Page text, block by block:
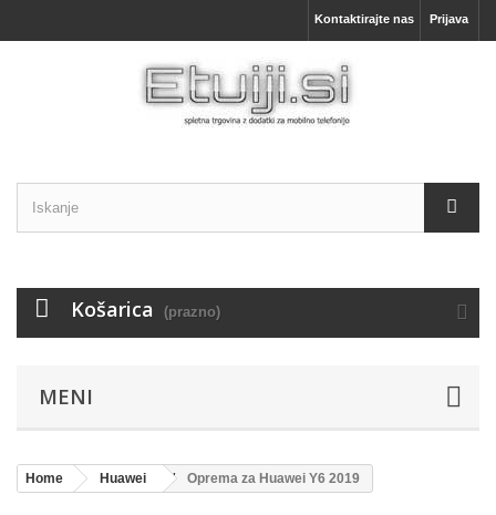
Prijava
Kontaktirajte nas
Košarica (prazno)
MENI
Home Huawei Oprema za Huawei Y6 2019